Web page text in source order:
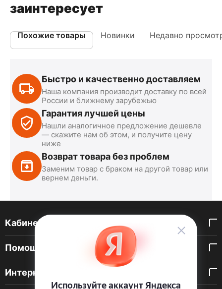
заинтересует
Похожие товары Новинки Недавно
Быстро и качественно доставляем
Наша компания производит доставку по всей
России и ближнему зарубежью
Гарантия лучшей цены
Нашли аналогичное предложение дешевле
— скажите нам об этом, и получите цену
ниже
Возврат товара без проблем
Заменим товар с браком на другой товар или
вернем деньги.
Кабинет покупателя
Помощь покупателю
Интернет-магазин